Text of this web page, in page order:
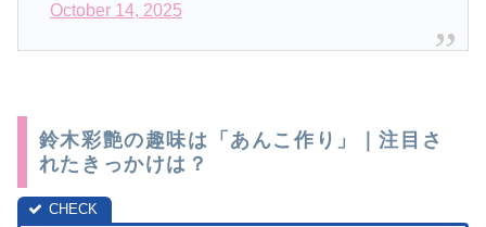
October 14, 2025
鈴木彩艶の趣味は「あんこ作り」｜注目さ
れたきっかけは？